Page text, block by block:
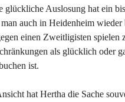
glückliche Auslosung hat ein
auch in Heidenheim wieder
einen Zweitligisten spielen
als glücklich oder
ist.
hat Hertha die Sache